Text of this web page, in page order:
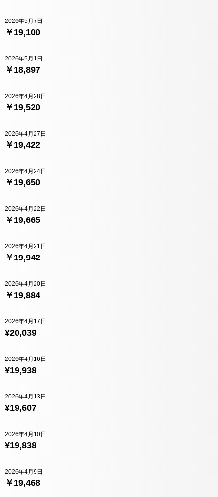
￥19,100
2026年5月7日
￥18,897
2026年5月1日
￥19,520
2026年4月28日
￥19,422
2026年4月27日
￥19,650
2026年4月24日
￥19,665
2026年4月22日
￥19,942
2026年4月21日
￥19,884
2026年4月20日
¥20,039
2026年4月17日
¥19,938
2026年4月16日
¥19,607
2026年4月13日
¥19,838
2026年4月10日
￥19,468
2026年4月9日